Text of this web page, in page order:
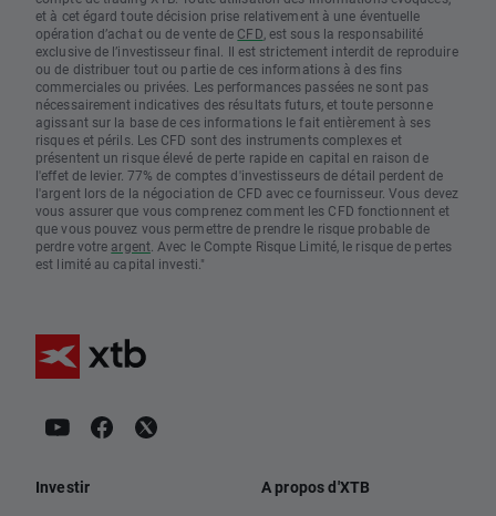
et à cet égard toute décision prise relativement à une éventuelle
opération d’achat ou de vente de CFD, est sous la responsabilité
exclusive de l’investisseur final. Il est strictement interdit de reproduire
ou de distribuer tout ou partie de ces informations à des fins
commerciales ou privées. Les performances passées ne sont pas
nécessairement indicatives des résultats futurs, et toute personne
agissant sur la base de ces informations le fait entièrement à ses
risques et périls. Les CFD sont des instruments complexes et
présentent un risque élevé de perte rapide en capital en raison de
l'effet de levier. 77% de comptes d'investisseurs de détail perdent de
l'argent lors de la négociation de CFD avec ce fournisseur. Vous devez
vous assurer que vous comprenez comment les CFD fonctionnent et
que vous pouvez vous permettre de prendre le risque probable de
perdre votre argent. Avec le Compte Risque Limité, le risque de pertes
est limité au capital investi."
Investir A propos d'XTB